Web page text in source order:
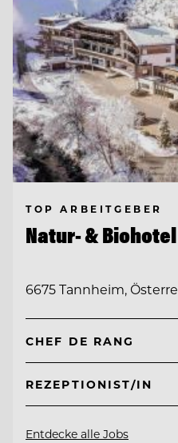
TOP ARBEITGEBER
Natur- &
6675 Tannheim,
CHEF DE RANG
REZEPTIONIST/IN
Entdecke alle Jobs